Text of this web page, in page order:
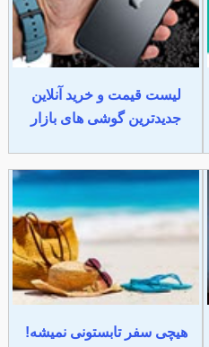
لیست قیمت و خرید آنلاین
جدیدترین گوشی های بازار
هیچی سفر تابستونی نمیشه!